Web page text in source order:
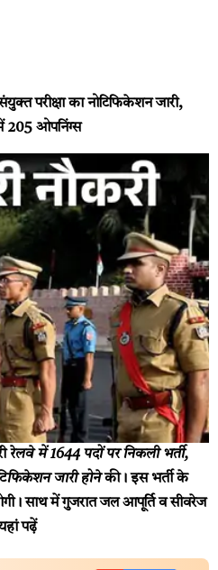
परीक्षा का नोटिफिकेशन जारी,
205 ओपनिंग्स
रेलवे में 1644 पदों पर निकली भर्ती,
जारी होनेकी। इस भर्ती के
साथ में गुजरात जल आपूर्ति व सीवरेज
पढ़ें